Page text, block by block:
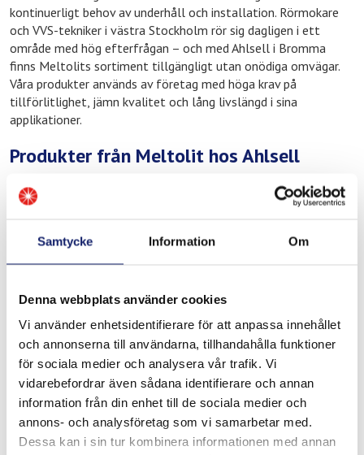
Samtycke Information Om
Denna webbplats använder cookies
Vi använder enhetsidentifierare för att anpassa innehållet
och annonserna till användarna, tillhandahålla funktioner
för sociala medier och analysera vår trafik. Vi
vidarebefordrar även sådana identifierare och annan
information från din enhet till de sociala medier och
annons- och analysföretag som vi samarbetar med.
Dessa kan i sin tur kombinera informationen med annan
kontinuerligt behov av underhåll och installation. Rörmokare
och VVS-tekniker i västra Stockholm rör sig dagligen i ett
område med hög efterfrågan – och med Ahlsell i Bromma
finns Meltolits sortiment tillgängligt utan onödiga omvägar.
Våra produkter används av företag med höga krav på
tillförlitlighet, jämn kvalitet och lång livslängd i sina
applikationer.
Produkter från Meltolit hos Ahlsell
Hos Ahlsell i Stockholm Bromma hittar du produkter från
Meltolit anpassade för yrkesmässig användning, bland annat
Tillsatsmaterial för svetsning
Produkter för reparation, underhåll och drif
Produkterna används ofta inom industriella miljöer där
kvalitet och driftsäkerhet är avgörande, exempelvis inom
fastighetsförvaltning och installation, VVS samt service och
underhåll i västra Stockholm.
Behöver du teknisk rådgivning?
Behöver du hjälp att välja rätt tillsatsmaterial för svetsning